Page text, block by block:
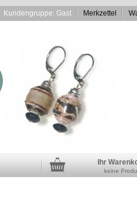
Kundengruppe: Gast Merkzettel
Ihr
keine